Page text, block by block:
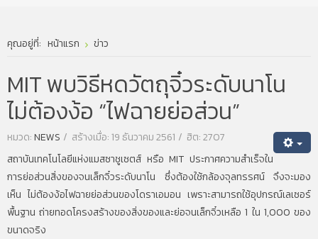
คุณอยู่ที่: หน้าแรก ข่าว
MIT พบวิธีหดวัตถุจิ๋วระดับนาโน
ไม่ต้องง้อ “ไฟฉายย่อส่วน”
หมวด:NEWS สร้างเมื่อ: 19 ธันวาคม 2561
ฮิต: 2707
สถาบันเทคโนโลยีแห่งแมสซาชูเซตส์ หรือ MIT ประกาศความสำเร็จใน
การย่อส่วนสิ่งของจนเล็กจิ๋วระดับนาโน ซึ่งต้องใช้กล้องจุลทรรศน์ จึงจะมอง
เห็น ไม่ต้องง้อไฟฉายย่อส่วนของโดราเอมอน เพราะสามารถใช้อุปกรณ์เลเซอร์
พื้นฐาน ถ่ายทอดโครงสร้างของสิ่งของและย่อจนเล็กจิ๋วเหลือ 1 ใน 1,000 ของ
ขนาดจริง